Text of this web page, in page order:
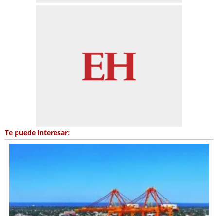
Te puede interesar: